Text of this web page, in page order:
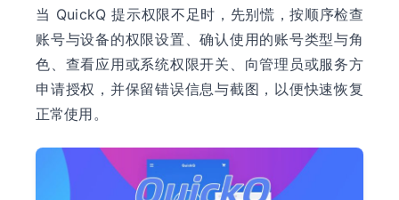
当 QuickQ 提示权限不足时，先别慌，按顺序检查
账号与设备的权限设置、确认使用的账号类型与角
色、查看应用或系统权限开关、向管理员或服务方
申请授权，并保留错误信息与截图，以便快速恢复
正常使用。